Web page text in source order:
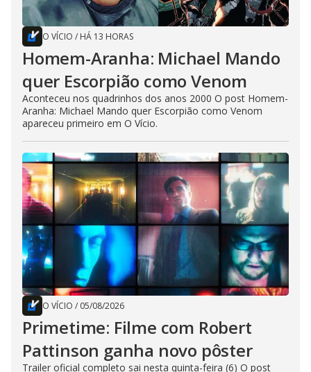
O VÍCIO / HÁ 13 HORAS
Homem-Aranha: Michael Mando
quer Escorpião como Venom
Aconteceu nos quadrinhos dos anos 2000 O post Homem-
Aranha: Michael Mando quer Escorpião como Venom
apareceu primeiro em O Vício.
O VÍCIO / 05/08/2026
Primetime: Filme com Robert
Pattinson ganha novo pôster
Trailer oficial completo sai nesta quinta-feira (6) O post